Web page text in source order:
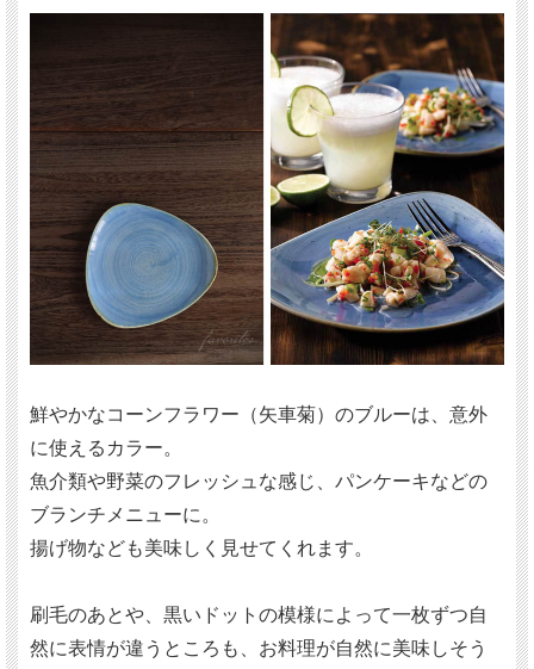
鮮やかなコーンフラワー（矢車菊）のブルーは、意外
に使えるカラー。
魚介類や野菜のフレッシュな感じ、パンケーキなどの
ブランチメニューに。
揚げ物なども美味しく見せてくれます。
刷毛のあとや、黒いドットの模様によって一枚ずつ自
然に表情が違うところも、お料理が自然に美味しそう